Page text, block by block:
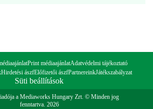
Print médiaajánlatAdatvédelmi tájékoztató
Hirdetési ászfElőfizetői ászfPartnereinkJátékszabályzat
Süti beállítások
a Mediaworks Hungary Zrt. © Minden jog
fenntartva. 2026